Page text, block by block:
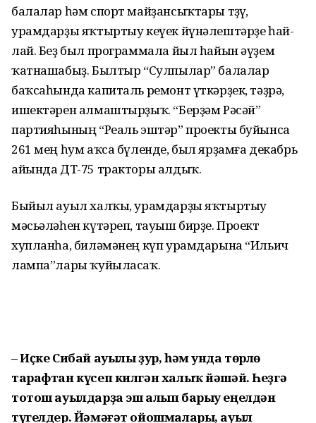
балалар һәм спорт майҙан­сыҡ­тары төҙөү,
урамдарҙы яҡ­тыртыу кеүек йүнәлештәрҙе һай­
лай. Беҙ был программала йыл һайын әүҙем
ҡатнашабыҙ. Былтыр “Сулпылар” балалар
баҡса­һында капиталь ремонт үткәрҙек, тәҙрә,
ишектәрен алмаштырҙыҡ. “Берҙәм Рәсәй”
партияһының “Реаль эш­тәр” проекты буйынса
261 мең һум аҡса бүленде, был ярҙамға де­кабрь
айында ДТ-75 тракторы алдыҡ.
Быйыл ауыл халҡы, урамдар­ҙы яҡтыртыу
мәсьәләһен күтәреп, тауыш бирҙе. Проект
хупланһа, биләмәнең күп урамдарына “Ильич
лампа”лары ҡуйыласаҡ.
– Иҫке Сибай ауылы ҙур, һәм унда төрлө
тарафтан күсеп кил­гән халыҡ йәшәй. Һеҙгә
тотош ауылдарҙа эш алып барыу еңел­дән
түгелдер. Йәмәғәт ойош­малары, ауыл